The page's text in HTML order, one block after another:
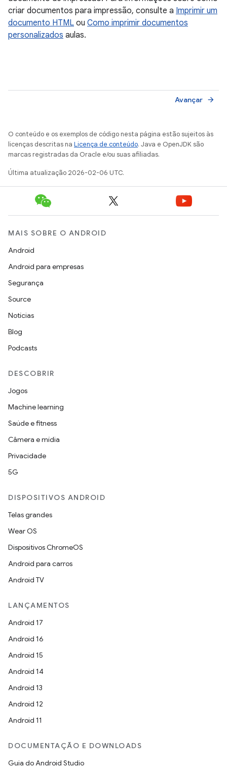
criar documentos para impressão, consulte a Imprimir um
documento HTML ou Como imprimir documentos
personalizados aulas.
Avançar arrow_forward
O conteúdo e os exemplos de código nesta página estão sujeitos às
licenças descritas na Licença de conteúdo. Java e OpenJDK são
marcas registradas da Oracle e/ou suas afiliadas.
Última atualização 2026-02-06 UTC.
MAIS SOBRE O ANDROID
Android
Android para empresas
Segurança
Source
Notícias
Blog
Podcasts
DESCOBRIR
Jogos
Machine learning
Saúde e fitness
Câmera e mídia
Privacidade
5G
DISPOSITIVOS ANDROID
Telas grandes
Wear OS
Dispositivos ChromeOS
Android para carros
Android TV
LANÇAMENTOS
Android 17
Android 16
Android 15
Android 14
Android 13
Android 12
Android 11
DOCUMENTAÇÃO E DOWNLOADS
Guia do Android Studio